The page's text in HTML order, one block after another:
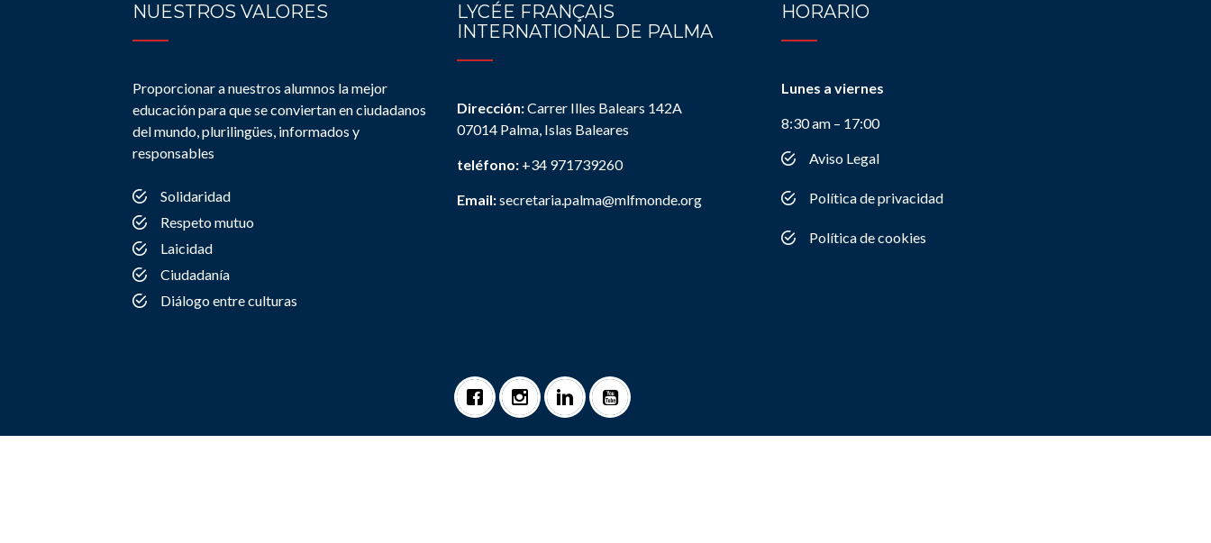
NUESTROS VALORES
Proporcionar a nuestros alumnos la mejor
educación para que se conviertan en ciudadanos
del mundo, plurilingües, informados y
responsables
Solidaridad
Respeto mutuo
Laicidad
Ciudadanía
Diálogo entre culturas
LYCÉE FRANÇAIS
INTERNATIONAL DE PALMA
Dirección:Carrer Illes Balears 142A
07014 Palma, Islas Baleares
teléfono: +34 971739260
Email:secretaria.palma@mlfmonde.org
HORARIO
Lunes a viernes
8:30 am – 17:00
Aviso Legal
Política de privacidad
Política de cookies